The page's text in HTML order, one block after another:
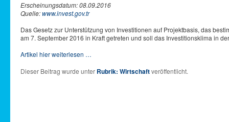
Erscheinungsdatum: 08.09.2016
Quelle:www.invest.gov.tr
Das Gesetz zur Unterstützung von Investitionen auf Projektbasis, das
am 7. September 2016 in Kraft getreten und soll das Investitionsklima in
Artikel hier weiterlesen …
Dieser Beitrag wurde unter Rubrik: Wirtschaftveröffentlicht.